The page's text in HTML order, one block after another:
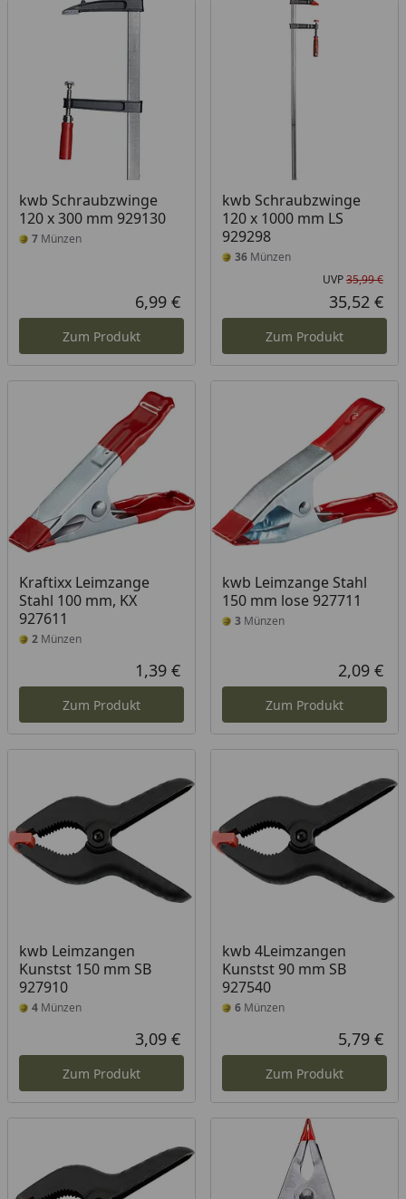
kwb Schraubzwinge
120 x 300 mm 929130
7 Münzen
Aktueller Preis
6,99 €
Zum Produkt
kwb Schraubzwinge
120 x 1000 mm LS
929298
36Münzen
UVP35,99 €
35,52 €
Zum Produkt
Kraftixx Leimzange
Stahl 100 mm, KX
927611
2 Münzen
Aktueller Preis
1,39 €
Zum Produkt
kwb Leimzange Stahl
150 mm lose 927711
3Münzen
2,09 €
Zum Produkt
kwb Leimzangen
Kunstst 150 mm SB
927910
4 Münzen
Aktueller Preis
3,09 €
Zum Produkt
kwb 4Leimzangen
Kunstst 90 mm SB
927540
6Münzen
5,79 €
Zum Produkt